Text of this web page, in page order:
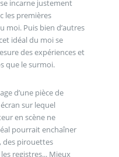
incarne justement
les premières
moi. Puis bien d’autres
idéal du moi se
des expériences et
que le surmoi.
d’une pièce de
sur lequel
en scène ne
pourrait enchaîner
des pirouettes
registres... Mieux